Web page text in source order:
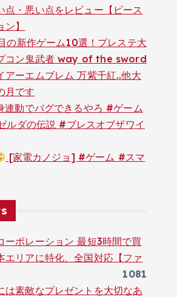
点・悪い点をレビュー【ビース
】
の新作ゲーム10選！プレステ大
コン鬼武者 way of the sword
アーエムブレム 万紫千紅..他大
月です
連動でバグできるやろ #ゲーム
ルダの伝説 #ブレスオブザワイ
[家電カノジョ] #ゲーム #スマ
ーポレーション 最短3時間で買
エリアに特化、全国対応【ファ
1081
は素敵なプレゼントを大切なあ